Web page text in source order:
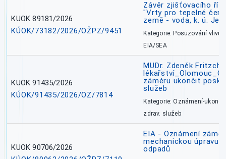
KUOK 89181/2026
KÚOK/73182/2026/OŽPZ/9451
Závěr zjišťovacího
"Vrty pro tepelné
země - voda, k. ú.
Kategorie: Posuzování vlivů
EIA/SEA
KUOK 91435/2026
KÚOK/91435/2026/OZ/7814
MUDr. Zdeněk
záměru ukončit
služeb
Kategorie: Oznámení-
zdrav. služeb
KUOK 90706/2026
EIA - Oznámení
mechanickou úpravu
odpadů